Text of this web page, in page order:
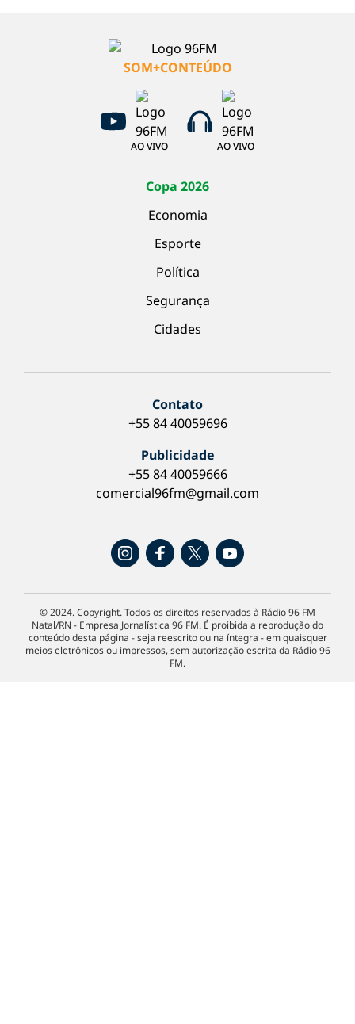
SOM+CONTEÚDO
AO VIVO AO VIVO
Copa 2026
Economia
Esporte
Política
Segurança
Cidades
Contato
+55 84 40059696
Publicidade
+55 84 40059666
comercial96fm@gmail.com
© 2024. Copyright. Todos os direitos reservados à Rádio 96 FM
Natal/RN - Empresa Jornalística 96 FM. É proibida a reprodução do
conteúdo desta página - seja reescrito ou na íntegra - em quaisquer
meios eletrônicos ou impressos, sem autorização escrita da Rádio 96
FM.